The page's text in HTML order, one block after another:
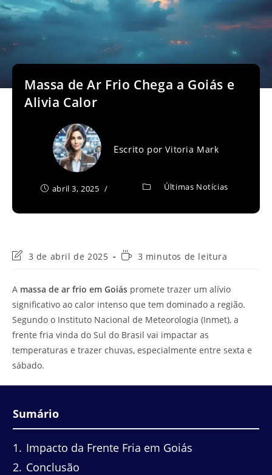
Massa de Ar Frio Chega a Goiás e
Alivia Calor
Escrito porVitoria Mark
abril 3, 2025 Últimas Notícias
Última
post:
3 de abril de 2025
Tempo3 minutos de leitura
A massa de ar frio em Goiás promete trazer um alívio
significativo ao calor intenso que tem dominado a região.
Segundo o Instituto Nacional de Meteorologia (Inmet), a
frente fria vinda do Sul do Brasil vai impactar as
temperaturas e trazer chuvas, especialmente entre sexta e
sábado.
Sumário
1
Impacto da Frente Fria em Goiás
2 Conclusão